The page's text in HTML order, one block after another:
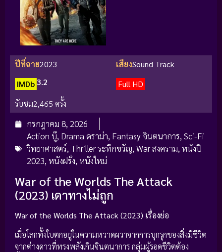
ปีที่ฉาย2023 เสียงSound Track
IMDb 3.2
Full HD
รับชม2,465 ครั้ง
กรกฎาคม 8, 2026
Action บู๊, Drama ดราม่า, Fantasy จินตนาการ, Sci-Fi
วิทยาศาสตร์, Thriller ระทึกขวัญ, War สงคราม, หนังปี
2023, หนังฝรั่ง, หนังใหม่
War of the Worlds The Attack
(2023) เดาทางไม่ถูก
War of the Worlds The Attack (2023) เรื่องย่อ
เมื่อโลกทั้งใบตกอยู่ในความหวาดผวาจากการบุกรุกของสิ่งมีชีวิต
จากต่างดาวที่ทรงพลังเกินจินตนาการ กลุ่มผู้รอดชีวิตต้อง